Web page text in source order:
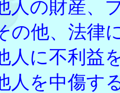
人の財産
の他、法律
人に不利益
人を中傷す